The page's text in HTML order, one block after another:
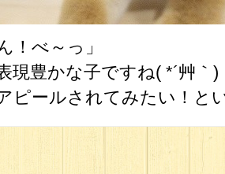
！べ～っ」
現豊かな子ですね( *´艸｀)
ピールされてみたい！と